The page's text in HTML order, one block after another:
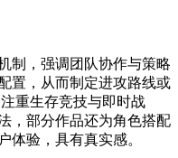
制，强调团队协作与策略
置，从而制定进攻路线或
重生存竞技‌与即时战
，部分作品还为角色搭配
体验，具有真实感。